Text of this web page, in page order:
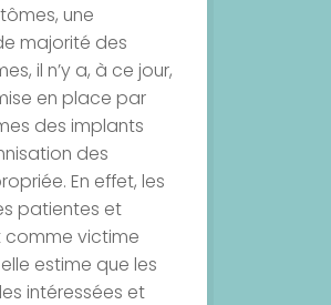
une
majorité des
il n’y a, à ce jour,
en place par
des implants
des
En effet, les
patientes et
comme victime
estime que les
intéressées et